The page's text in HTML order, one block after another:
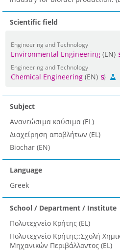
Scientific field
Engineering and Technology
Environmental Engineering (EN)
Engineering and Technology
Chemical Engineering (EN)
Subject
Ανανεώσιμα καύσιμα (EL)
Διαχείρηση αποβλήτων (EL)
Biochar (EN)
Language
Greek
School / Department / Institute
Πολυτεχνείο Κρήτης (EL)
Πολυτεχνείο Κρήτης::Σχολή
Μηχανικών Περιβάλλοντος (EL)